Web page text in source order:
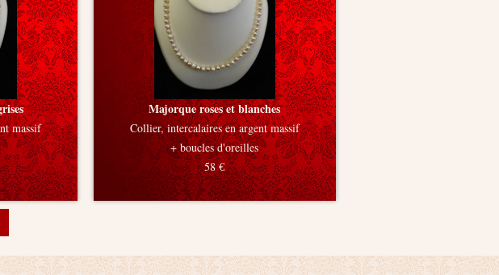
massif
Majorque roses et blanches
Collier, intercalaires en argent massif
+ boucles d'oreilles
58 €